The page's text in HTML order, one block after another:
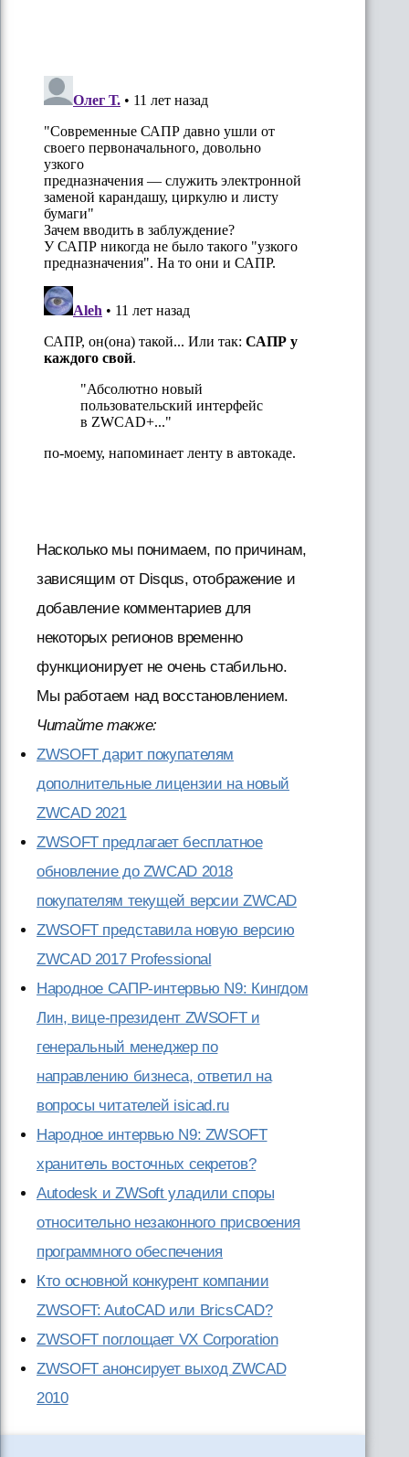
Насколько мы понимаем, по причинам,
зависящим от Disqus, отображение и
добавление комментариев для
некоторых регионов временно
функционирует не очень стабильно.
Мы работаем над восстановлением.
Читайте также:
ZWSOFT дарит покупателям
дополнительные лицензии на новый
ZWCAD 2021
ZWSOFT предлагает бесплатное
обновление до ZWCAD 2018
покупателям текущей версии ZWCAD
ZWSOFT представила новую версию
ZWCAD 2017 Professional
Народное САПР-интервью N9: Кингдом
Лин, вице-президент ZWSOFT и
генеральный менеджер по
направлению бизнеса, ответил на
вопросы читателей isicad.ru
Народное интервью N9: ZWSOFT
хранитель восточных секретов?
Autodesk и ZWSoft уладили споры
относительно незаконного присвоения
программного обеспечения
Кто основной конкурент компании
ZWSOFT: AutoCAD или BricsCAD?
ZWSOFT поглощает VX Corporation
ZWSOFT анонсирует выход ZWCAD
2010